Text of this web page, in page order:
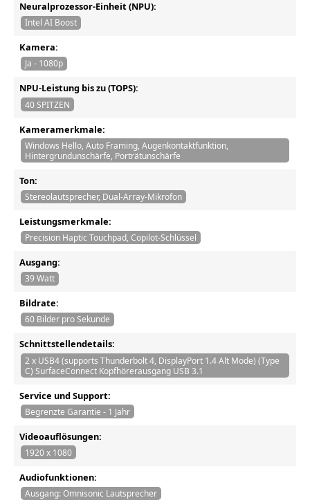
Neuralprozessor-Einheit (NPU):
Intel AI Boost
Kamera:
Ja - 1080p
NPU-Leistung bis zu (TOPS):
40 SPITZEN
Kameramerkmale:
Windows Hello, Auto Framing, Augenkontaktfunktion,
Hintergrundunschärfe, Porträtunschärfe
Ton:
Stereolautsprecher, Dual-Array-Mikrofon
Leistungsmerkmale:
Precision Haptic Touchpad, Copilot-Schlüssel
Ausgang:
39 Watt
Bildrate:
60 Bilder pro Sekunde
Schnittstellendetails:
2 x USB4 (supports Thunderbolt 4, DisplayPort 1.4 Alt Mode) (Type
C) SurfaceConnect Kopfhörerausgang USB 3.1
Service und Support:
Begrenzte Garantie - 1 Jahr
Videoauflösungen:
1920 x 1080
Audiofunktionen:
Ausgang: Omnisonic Lautsprecher